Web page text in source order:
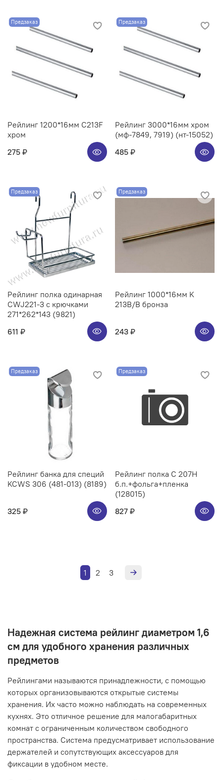
Предзаказ
Рейлинг 1200*16мм C213F
хром
275 ₽
Предзаказ
Рейлинг 3000*16мм хром
(мф-7849, 7919) (нт-15052)
485 ₽
Предзаказ
Рейлинг полка одинарная
CWJ221-3 с крючками
271*262*143 (9821)
611 ₽
Предзаказ
Рейлинг 1000*16мм K
213B/B бронза
243 ₽
Предзаказ
Рейлинг банка для специй
KCWS 306 (481-013) (8189)
325 ₽
Предзаказ
Рейлинг полка C 207H
б.п.+фольга+пленка
(128015)
827 ₽
1 2 3
Надежная система рейлинг диаметром 1,6
см для удобного хранения различных
предметов
Рейлингами называются принадлежности, с помощью
которых организовываются открытые системы
хранения. Их часто можно наблюдать на современных
кухнях. Это отличное решение для малогабаритных
комнат с ограниченным количеством свободного
пространства. Система предусматривает использование
держателей и сопутствующих аксессуаров для
фиксации в удобном месте.